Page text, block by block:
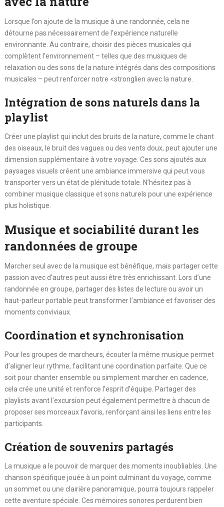
Lorsque l’on ajoute de la musique à une randonnée, cela ne
détourne pas nécessairement de l’expérience naturelle
environnante. Au contraire, choisir des pièces musicales qui
complètent l’environnement – telles que des musiques de
relaxation ou des sons de la nature intégrés dans des compositions
musicales – peut renforcer notre <stronglien avec la nature.
Intégration de sons naturels dans la
playlist
Créer une playlist qui inclut des bruits de la nature, comme le chant
des oiseaux, le bruit des vagues ou des vents doux, peut ajouter une
dimension supplémentaire à votre voyage. Ces sons ajoutés aux
paysages visuels créent une ambiance immersive qui peut vous
transporter vers un état de plénitude totale. N’hésitez pas à
combiner musique classique et sons naturels pour une expérience
plus holistique.
Musique et sociabilité durant les
randonnées de groupe
Marcher seul avec de la musique est bénéfique, mais partager cette
passion avec d’autres peut aussi être très enrichissant. Lors d’une
randonnée en groupe, partager des listes de lecture ou avoir un
haut-parleur portable peut transformer l’ambiance et favoriser des
moments conviviaux.
Coordination et synchronisation
Pour les groupes de marcheurs, écouter la même musique permet
d’aligner leur rythme, facilitant une coordination parfaite. Que ce
soit pour chanter ensemble ou simplement marcher en cadence,
cela crée une unité et renforce l’esprit d’équipe. Partager des
playlists avant l’excursion peut également permettre à chacun de
proposer ses morceaux favoris, renforçant ainsi les liens entre les
participants.
Création de souvenirs partagés
La musique a le pouvoir de marquer des moments inoubliables. Une
chanson spécifique jouée à un point culminant du voyage, comme
un sommet ou une clairière panoramique, pourra toujours rappeler
cette aventure spéciale. Ces mémoires sonores perdurent bien